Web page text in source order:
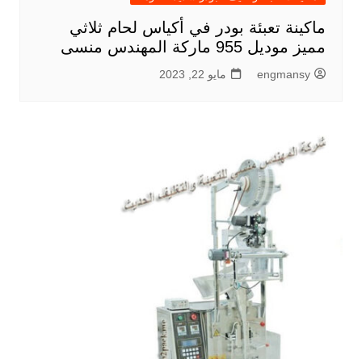
ماكينة تعبئة بودر في أكياس لحام ثلاثي
مميز موديل 955 ماركة المهندس منسى
engmansy مايو 22, 2023